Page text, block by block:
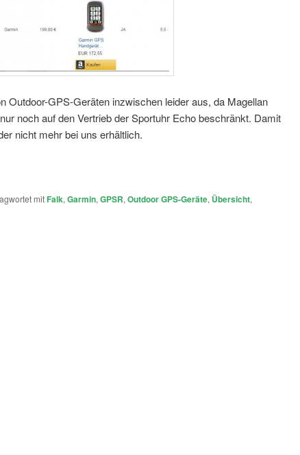
Outdoor-GPS-Geräten inzwischen leider aus, da Magellan
noch auf den Vertrieb der Sportuhr Echo beschränkt. Damit
nicht mehr bei uns erhältlich.
mitFalk, Garmin, GPSR, Outdoor GPS-Geräte, Übersicht,